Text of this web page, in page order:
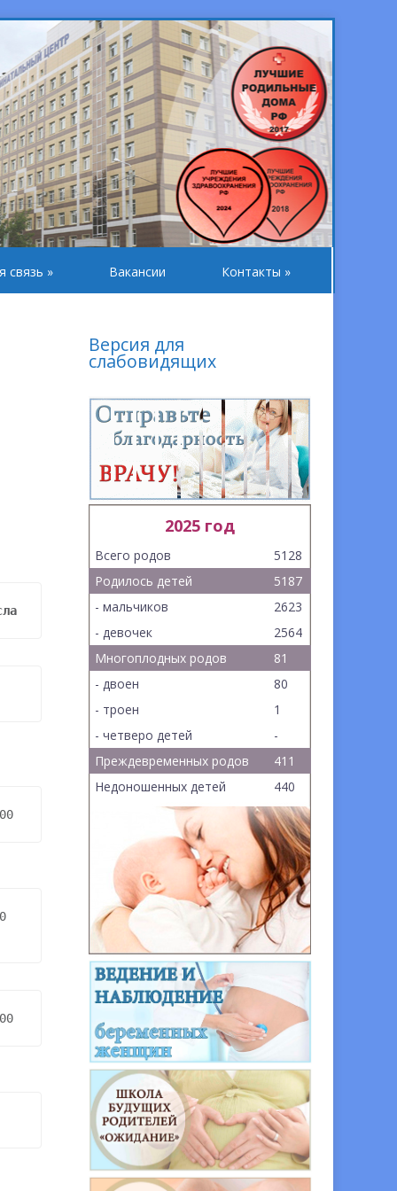
связь » Вакансии Контакты »
Версия для
слабовидящих
2025 год
Всего родов
5128
Родилось детей
5187
- мальчиков
2623
- девочек
2564
Многоплодных родов
81
- двоен
80
- троен
1
- четверо детей
-
Преждевременных родов
411
Недоношенных детей
440